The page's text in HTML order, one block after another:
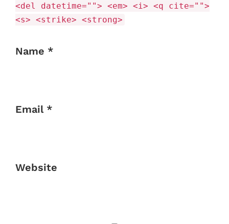
<del datetime=""> <em> <i> <q cite="">
<s> <strike> <strong>
Name *
Email *
Website